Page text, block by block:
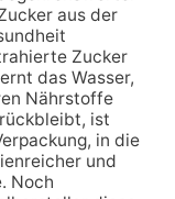
aus der
Zucker
das Wasser,
Nährstoffe
ist
in die
und
Noch